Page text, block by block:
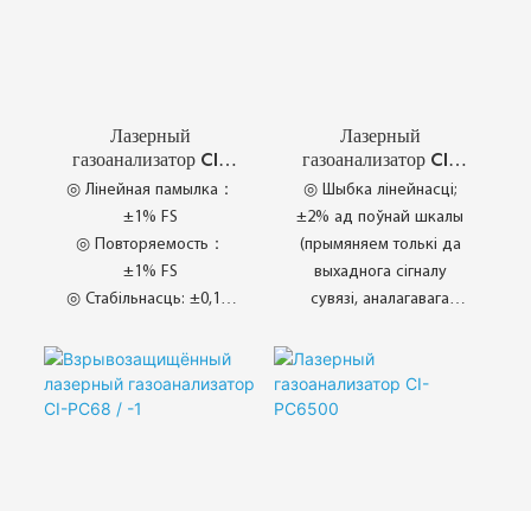
Лазерный
газоанализатор CI-
PC61
◎ Лінейная памылка：
±1% FS
◎ Повторяемость：
±1% FS
◎ Стабільнасць: ±0,1%
◎ Час адкліка：T₉₀<30
с
Лазерный
газоанализатор CI-
PC66
◎ Шыбка лінейнасці;
±2% ад поўнай шкалы
(прымяняем толькі да
выхаднога сігналу
сувязі, аналагавага
◎ Повторяемость:±1%
FS
◎ Хуткая хуткасць